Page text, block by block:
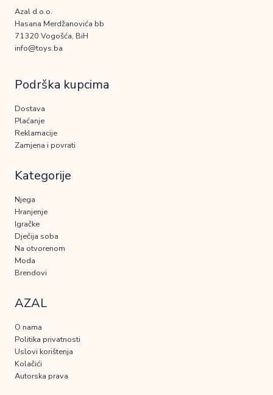
Azal d.o.o.
Hasana Merdžanovića bb
71320 Vogošća, BiH
info@toys.ba
Podrška kupcima
Dostava
Plaćanje
Reklamacije
Zamjena i povrati
Kategorije
Njega
Hranjenje
Igračke
Dječija soba
Na otvorenom
Moda
Brendovi
AZAL
O nama
Politika privatnosti
Uslovi korištenja
Kolačići
Autorska prava